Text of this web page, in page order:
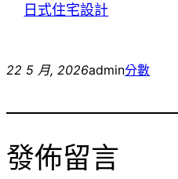
日式住宅設計
22 5 月, 2026admin分數
發佈留言